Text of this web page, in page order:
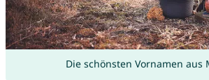
Die schönsten Vornamen aus